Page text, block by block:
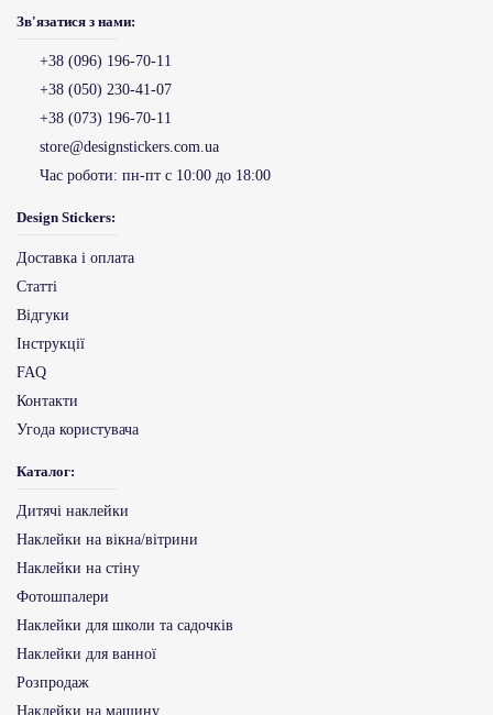
Зв'язатися з нами:
+38 (096) 196-70-11
+38 (050) 230-41-07
+38 (073) 196-70-11
store@designstickers.com.ua
Час роботи: пн-пт с 10:00 до 18:00
Design Stickers:
Доставка і оплата
Статті
Відгуки
Інструкції
FAQ
Контакти
Угода користувача
Каталог:
Дитячі наклейки
Наклейки на вікна/вітрини
Наклейки на стіну
Фотошпалери
Наклейки для школи та садочків
Наклейки для ванної
Розпродаж
Наклейки на машину